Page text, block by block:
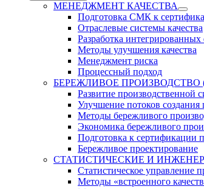
МЕНЕДЖМЕНТ КАЧЕСТВА
Подготовка СМК к
Отраслевые системы качества
Разработка
Методы улучшения качества
Менеджмент риска
Процессный подход
БЕРЕЖЛИВОЕ ПРОИЗВОДСТВО
Развитие производственной
Улучшение потоков создания
Методы бережливого
Экономика бережливого
Подготовка к сертификации
Бережливое проектирование
СТАТИСТИЧЕСКИЕ И
Статистическое управление
Методы «встроенного